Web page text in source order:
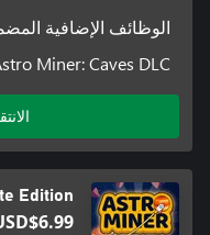
الوظائف الإضافية
Miner: Caves DLC
Edition